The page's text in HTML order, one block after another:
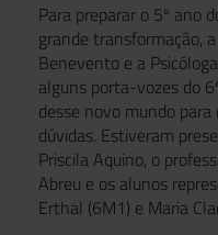
Para preparar o 5º ano
grande transformação,
Benevento e a
alguns porta-vozes do
desse novo mundo
dúvidas. Estiveram
Priscila Aquino, o
Abreu e os alunos
Erthal (6M1) e Maria